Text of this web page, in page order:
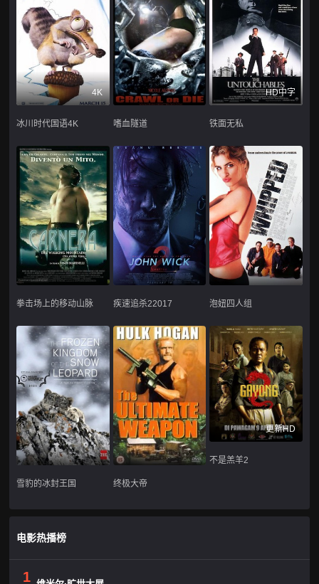
4K
冰川时代国语4K 嗜血隧道
HD中字
铁面无私
拳击场上的移动山脉 疾速追杀22017 泡妞四人组
雪豹的冰封王国 终极大帝
更新HD
不是羔羊2
电影热播榜
1